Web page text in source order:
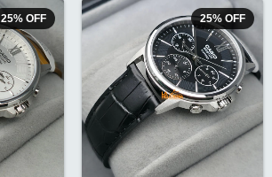
25% OFF 25% OFF